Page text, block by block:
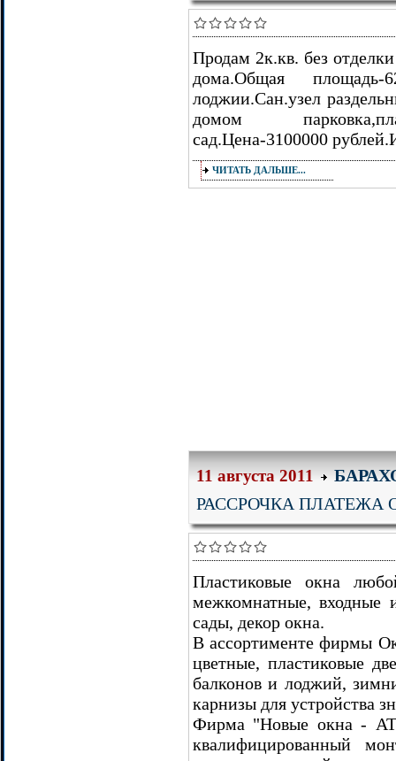
Продам 2к.кв. без
дома.Общая площадь-
лоджии.Сан.узел
домом
сад.Цена-3100000
ЧИТАТЬ ДАЛЬШЕ...
11 августа 2011
РАССРОЧКА ПЛАТЕЖА
Пластиковые окна
межкомнатные, входные
сады, декор окна.
В ассортименте фирмы
цветные, пластиковые
балконов и лоджий,
карнизы для устройства
Фирма "Новые окна -
квалифицированный